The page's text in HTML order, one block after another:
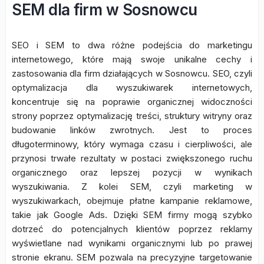
SEM dla firm w Sosnowcu
SEO i SEM to dwa różne podejścia do marketingu
internetowego, które mają swoje unikalne cechy i
zastosowania dla firm działających w Sosnowcu. SEO, czyli
optymalizacja dla wyszukiwarek internetowych,
koncentruje się na poprawie organicznej widoczności
strony poprzez optymalizację treści, struktury witryny oraz
budowanie linków zwrotnych. Jest to proces
długoterminowy, który wymaga czasu i cierpliwości, ale
przynosi trwałe rezultaty w postaci zwiększonego ruchu
organicznego oraz lepszej pozycji w wynikach
wyszukiwania. Z kolei SEM, czyli marketing w
wyszukiwarkach, obejmuje płatne kampanie reklamowe,
takie jak Google Ads. Dzięki SEM firmy mogą szybko
dotrzeć do potencjalnych klientów poprzez reklamy
wyświetlane nad wynikami organicznymi lub po prawej
stronie ekranu. SEM pozwala na precyzyjne targetowanie